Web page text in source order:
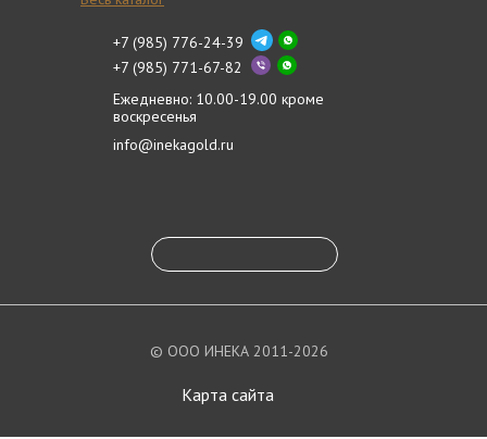
+7 (985) 776-24-39
+7 (985) 771-67-82
Ежедневно: 10.00-19.00 кроме
воскресенья
info@inekagold.ru
© ООО ИНЕКА 2011-2026
Карта сайта